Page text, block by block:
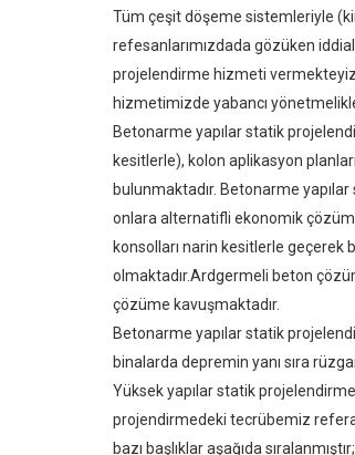
Tüm çeşit döşeme sistemleriyle
refesanlarımızdada gözüken
projelendirme hizmeti
hizmetimizde yabancı
Betonarme yapılar statik
kesitlerle), kolon aplikasyon
bulunmaktadır. Betonarme
onlara alternatifli ekonomik
konsolları narin kesitlerle
olmaktadır.Ardgermeli beton
çözüme kavuşmaktadır.
Betonarme yapılar statik
binalarda depremin yanı sıra
Yüksek yapılar statik
projendirmedeki tecrübemiz
bazı başlıklar aşağıda sıralanmıştır;